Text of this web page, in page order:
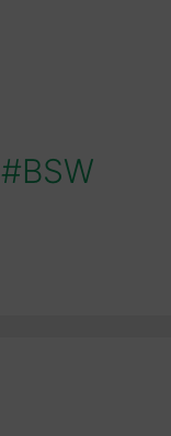
#BSW